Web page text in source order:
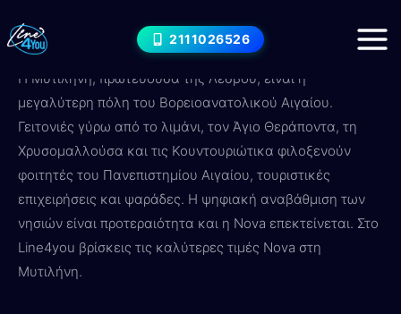
στο
περιεχόμενο
2111026526
Internet στο Μυτιλήνη — Nova
Πακέτα & Τιμές 2026
Η Μυτιλήνη, πρωτεύουσα της Λέσβου, είναι η
μεγαλύτερη πόλη του Βορειοανατολικού Αιγαίου.
Γειτονιές γύρω από το λιμάνι, τον Άγιο Θεράποντα, τη
Χρυσομαλλούσα και τις Κουντουριώτικα φιλοξενούν
φοιτητές του Πανεπιστημίου Αιγαίου, τουριστικές
επιχειρήσεις και ψαράδες. Η ψηφιακή αναβάθμιση των
νησιών είναι προτεραιότητα και η Nova επεκτείνεται. Στο
Line4you βρίσκεις τις καλύτερες τιμές Nova στη
Μυτιλήνη.